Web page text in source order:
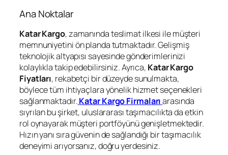
Ana Noktalar
Katar Kargo, zamanında teslimat ilkesi ile müşteri
memnuniyetini ön planda tutmaktadır. Gelişmiş
teknolojik altyapısı sayesinde gönderimlerinizi
kolaylıkla takip edebilirsiniz. Ayrıca, Katar Kargo
Fiyatları, rekabetçi bir düzeyde sunulmakta,
böylece tüm ihtiyaçlara yönelik hizmet seçenekleri
sağlanmaktadır.Katar Kargo Firmalarıarasında
sıyrılan bu şirket, uluslararası taşımacılıkta da etkin
rol oynayarak müşteri portföyünü genişletmektedir.
Hızın yanı sıra güvenin de sağlandığı bir taşımacılık
deneyimi arıyorsanız, doğru yerdesiniz.